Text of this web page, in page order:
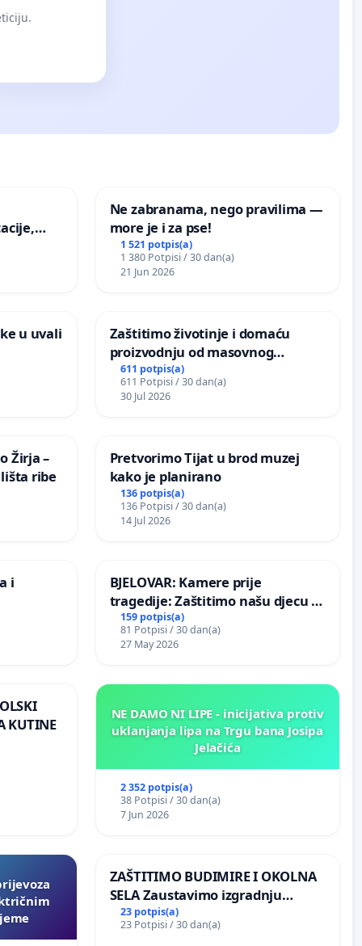
u
Ne zabranama, nego pravilima —
more je i za pse!
1 521 potpis(a)
1 380 Potpisi / 30 dan(a)
21 Jun 2026
u uvali
Zaštitimo životinje i domaću
proizvodnju od masovnog
uništavanja zbog afričke svinjske
kuge
611 potpis(a)
611 Potpisi / 30 dan(a)
30 Jul 2026
Žirja –
ribe
Pretvorimo Tijat u brod muzej
kako je planirano
136 potpis(a)
136 Potpisi / 30 dan(a)
14 Jul 2026
i
BJELOVAR: Kamere prije
tragedije: Zaštitimo našu djecu u
Vukovarskoj!
159 potpis(a)
81 Potpisi / 30 dan(a)
27 May 2026
KUTINE
NE DAMO NI LIPE - inicijativa protiv
uklanjanja lipa na Trgu bana Josipa
Jelačića
2 352 potpis(a)
38 Potpisi / 30 dan(a)
7 Jun 2026
ZAŠTITIMO BUDIMIRE I OKOLNA
SELA Zaustavimo izgradnju
Sunčane elektrane Vedrine na
području Ugljana
23 potpis(a)
23 Potpisi / 30 dan(a)